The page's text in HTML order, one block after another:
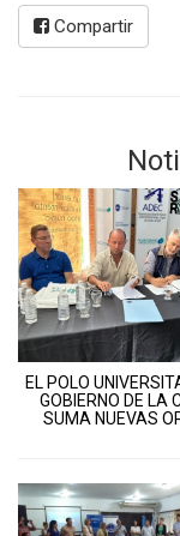
Compartir
EL POLO
GOBIERNO DE LA
SUMA NUEVAS